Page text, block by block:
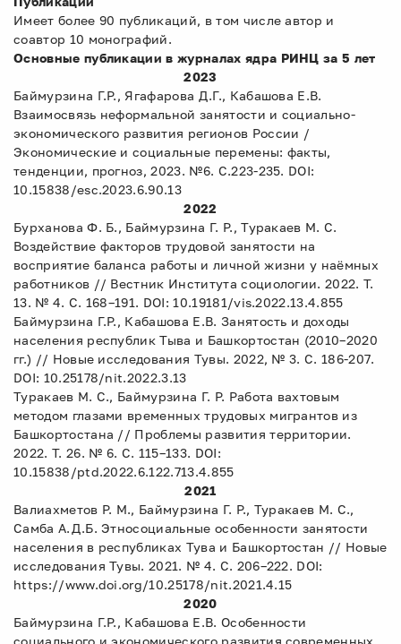
Имеет более 90 публикаций, в том числе автор и
соавтор 10 монографий.
Основные публикации в журналах ядра РИНЦ за 5 лет
2023
Баймурзина Г.Р., Ягафарова Д.Г., Кабашова Е.В.
Взаимосвязь неформальной занятости и социально-
экономического развития регионов России /
Экономические и социальные перемены: факты,
тенденции, прогноз, 2023. №6. С.223-235. DOI:
10.15838/esc.2023.6.90.13
2022
Бурханова Ф. Б., Баймурзина Г. Р., Туракаев М. С.
Воздействие факторов трудовой занятости на
восприятие баланса работы и личной жизни у наёмных
работников // Вестник Института социологии. 2022. Т.
13. № 4. С. 168–191. DOI: 10.19181/vis.2022.13.4.855
Баймурзина Г.Р., Кабашова Е.В. Занятость и доходы
населения республик Тыва и Башкортостан (2010–2020
гг.) // Новые исследования Тувы. 2022, № 3. С. 186-207.
DOI: 10.25178/nit.2022.3.13
Туракаев М. С., Баймурзина Г. Р. Работа вахтовым
методом глазами временных трудовых мигрантов из
Башкортостана // Проблемы развития территории.
2022. Т. 26. № 6. С. 115–133. DOI:
10.15838/ptd.2022.6.122.713.4.855
2021
Валиахметов Р. М., Баймурзина Г. Р., Туракаев М. С.,
Самба А.Д.Б. Этносоциальные особенности занятости
населения в республиках Тува и Башкортостан // Новые
исследования Тувы. 2021. № 4. С. 206–222. DOI:
https://www.doi.org/10.25178/nit.2021.4.15
2020
Баймурзина Г.Р., Кабашова Е.В. Особенности
социального и экономического развития современных